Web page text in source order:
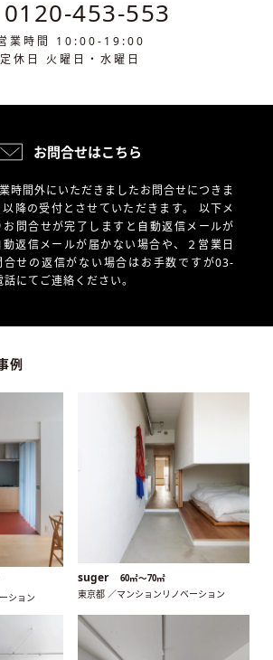
0120-453-553
業時間 10:00-19:00
定休日 火曜日・水曜日
お問合せはこちら
時間外にいただきましたお問合せにつきま
降の受付とさせていただきます。 以下メ
問合せが完了しますと自動返信メールが
返信メールが届かない場合や、
２営業日
合せの返信がない場合はお手数ですが03-
にてご連絡ください。
例
ション
suger 60㎡〜70㎡
東京都 ／マンションリノベーション